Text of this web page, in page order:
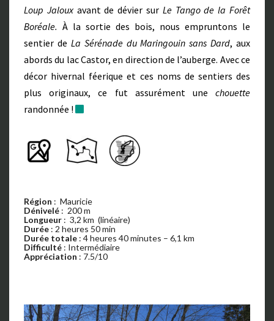
Loup Jalouxavant de dévier sur Le Tango de la Forêt
Boréale. À la sortie des bois, nous empruntons le
sentier de La Sérénade du Maringouin sans Dard, aux
abords du lac Castor, en direction de l’auberge. Avec ce
décor hivernal féerique et ces noms de sentiers des
plus originaux, ce fut assurément une chouette
randonnée !
Région : Mauricie
Dénivelé : 200 m
Longueur : 3,2 km (linéaire)
Durée : 2 heures 50 min
Durée totale : 4 heures 40 minutes – 6,1 km
Difficulté : Intermédiaire
Appréciation : 7.5/10